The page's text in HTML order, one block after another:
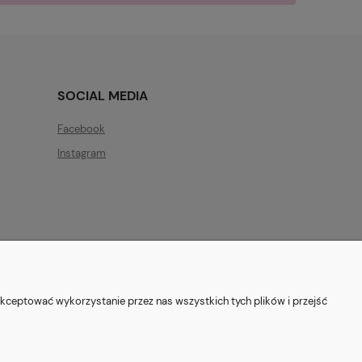
SOCIAL MEDIA
Facebook
Instagram
wykorzystanie przez nas wszystkich tych plików i przejść